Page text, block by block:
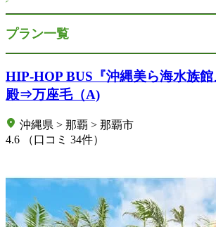
プラン一覧
HIP-HOP BUS『沖縄美ら海水族
殿⇒万座毛（A)
沖縄県 > 那覇 > 那覇市
4.6
（口コミ 34件）